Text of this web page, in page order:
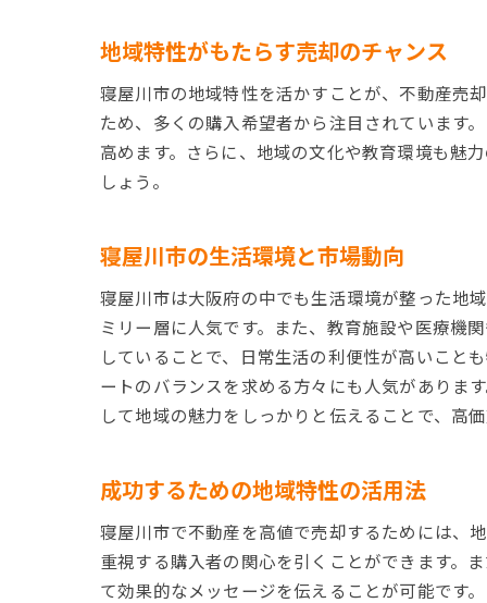
地域特性がもたらす売却のチャンス
寝屋川市の地域特性を活かすことが、不動産売
ため、多くの購入希望者から注目されています
高めます。さらに、地域の文化や教育環境も魅
しょう。
寝屋川市の生活環境と市場動向
寝屋川市は大阪府の中でも生活環境が整った地
ミリー層に人気です。また、教育施設や医療機
していることで、日常生活の利便性が高いこと
ートのバランスを求める方々にも人気がありま
して地域の魅力をしっかりと伝えることで、高
成功するための地域特性の活用法
寝屋川市で不動産を高値で売却するためには、
重視する購入者の関心を引くことができます。
て効果的なメッセージを伝えることが可能です